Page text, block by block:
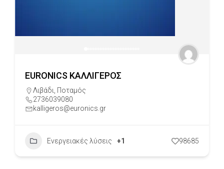
EURONICS ΚΑΛΛΙΓΕΡΟΣ
Λιβάδι
Ποταμός
2736039080
kalligeros@euronics.gr
Ενεργειακές λύσεις +1 98685